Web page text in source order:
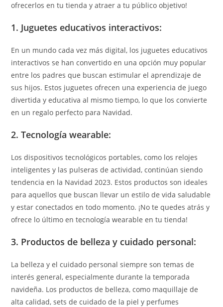
ofrecerlos en tu tienda y atraer a tu público objetivo!
1. Juguetes educativos interactivos:
En un mundo cada vez más digital, los juguetes educativos
interactivos se han convertido en una opción muy popular
entre los padres que buscan estimular el aprendizaje de
sus hijos. Estos juguetes ofrecen una experiencia de juego
divertida y educativa al mismo tiempo, lo que los convierte
en un regalo perfecto para Navidad.
2.Tecnología wearable:
Los dispositivos tecnológicos portables, como los relojes
inteligentes y las pulseras de actividad, continúan siendo
tendencia en la Navidad 2023. Estos productos son ideales
para aquellos que buscan llevar un estilo de vida saludable
y estar conectados en todo momento. ¡No te quedes atrás y
ofrece lo último en tecnología wearable en tu tienda!
3. Productos de belleza y cuidado personal:
La belleza y el cuidado personal siempre son temas de
interés general, especialmente durante la temporada
navideña. Los productos de belleza, como maquillaje de
alta calidad, sets de cuidado de la piel y perfumes